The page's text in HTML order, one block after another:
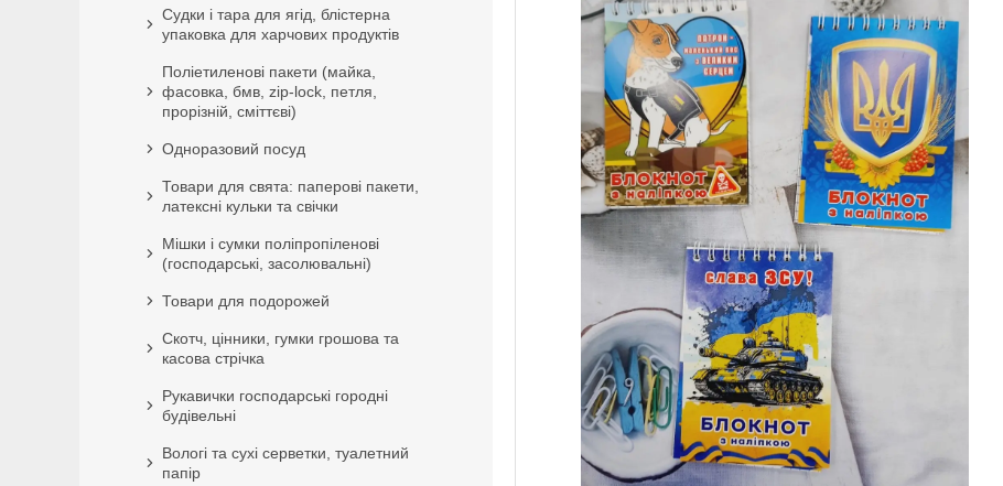
Судки і тара для ягід, блістерна
упаковка для харчових продуктів
Поліетиленові пакети (майка,
фасовка, бмв, zip-lock, петля,
прорізній, сміттєві)
Одноразовий посуд
Товари для свята: паперові пакети,
латексні кульки та свічки
Мішки і сумки поліпропіленові
(господарські, засолювальні)
Товари для подорожей
Скотч, цінники, гумки грошова та
касова стрічка
Рукавички господарські городні
будівельні
Вологі та сухі серветки, туалетний
папір